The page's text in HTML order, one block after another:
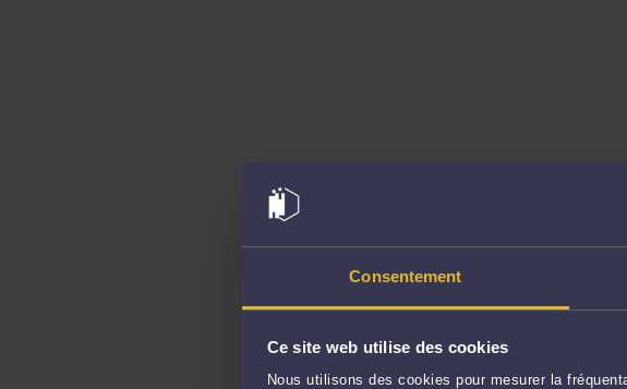
Consentement
Ce site web utilise des cookies
Nous utilisons des cookies pour mesurer la